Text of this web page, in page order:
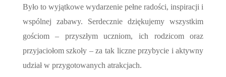
Było to wyjątkowe wydarzenie pełne radości, inspiracji i
wspólnej zabawy. Serdecznie dziękujemy wszystkim
gościom – przyszłym uczniom, ich rodzicom oraz
przyjaciołom szkoły – za tak liczne przybycie i aktywny
udział w przygotowanych atrakcjach.